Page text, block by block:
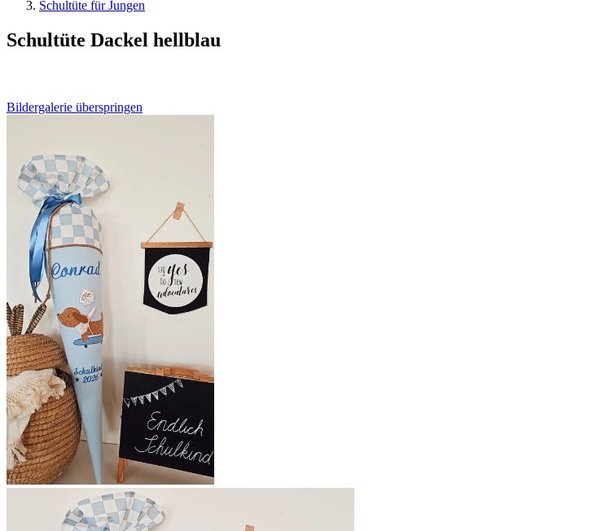
Schultüte für Jungen
Schultüte Dackel hellblau
Bildergalerie überspringen